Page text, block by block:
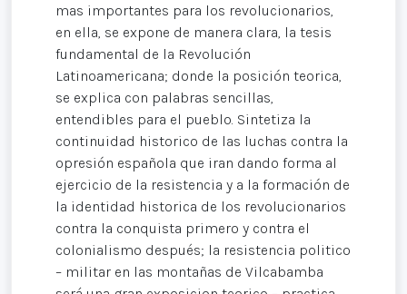
mas importantes para los revolucionarios,
en ella, se expone de manera clara, la tesis
fundamental de la Revolución
Latinoamericana; donde la posición teorica,
se explica con palabras sencillas,
entendibles para el pueblo. Sintetiza la
continuidad historico de las luchas contra la
opresión española que iran dando forma al
ejercicio de la resistencia y a la formación de
la identidad historica de los revolucionarios
contra la conquista primero y contra el
colonialismo después; la resistencia politico
– militar en las montañas de Vilcabamba